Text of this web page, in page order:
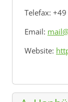
Telefax:
Email:
Website: